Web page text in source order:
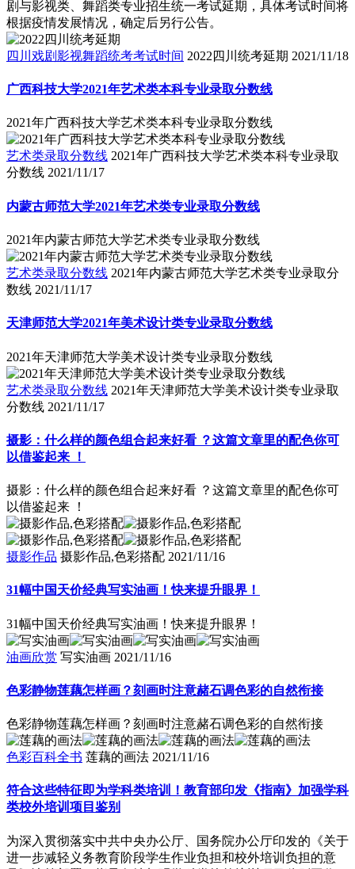
剧与影视类、舞蹈类专业招生统一考试延期，具体考试时间将
根据疫情发展情况，确定后另行公告。
四川戏剧影视舞蹈统考考试时间 2022四川统考延期 2021/11/18
广西科技大学2021年艺术类本科专业录取分数线
2021年广西科技大学艺术类本科专业录取分数线
艺术类录取分数线 2021年广西科技大学艺术类本科专业录取
分数线 2021/11/17
内蒙古师范大学2021年艺术类专业录取分数线
2021年内蒙古师范大学艺术类专业录取分数线
艺术类录取分数线 2021年内蒙古师范大学艺术类专业录取分
数线 2021/11/17
天津师范大学2021年美术设计类专业录取分数线
2021年天津师范大学美术设计类专业录取分数线
艺术类录取分数线 2021年天津师范大学美术设计类专业录取
分数线 2021/11/17
摄影：什么样的颜色组合起来好看 ？这篇文章里的配色你可
以借鉴起来 ！
摄影：什么样的颜色组合起来好看 ？这篇文章里的配色你可
以借鉴起来 ！
摄影作品 摄影作品,色彩搭配 2021/11/16
31幅中国天价经典写实油画！快来提升眼界！
31幅中国天价经典写实油画！快来提升眼界！
油画欣赏 写实油画 2021/11/16
色彩静物莲藕怎样画？刻画时注意赭石调色彩的自然衔接
色彩静物莲藕怎样画？刻画时注意赭石调色彩的自然衔接
色彩百科全书 莲藕的画法 2021/11/16
符合这些特征即为学科类培训！教育部印发《指南》加强学科
类校外培训项目鉴别
为深入贯彻落实中共中央办公厅、国务院办公厅印发的《关于
进一步减轻义务教育阶段学生作业负担和校外培训负担的意